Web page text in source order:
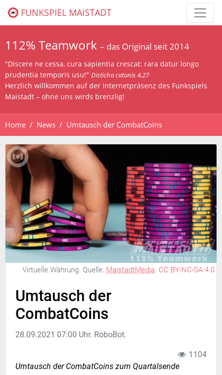
FUNKSPIEL MAISTADT
112% Teamwork – das Original seit 2014
"Discere ne cessa, cura sapientia crescat: rara datur longo
prudentia temporis usu!" Disticha catonis 4,27
Herzlich willkommen auf der Internetpräsenz des Funkspiels
Maistadt – ohne uns wirds brenzlig!
Home News Umtausch der CombatCoins
Virtuelle Währung. Quelle: MaistadtMedia. CC BY-NC-SA 4.0
Umtausch der
CombatCoins
28.09.2021 07:00 Uhr. RoboBot.
1104
Umtausch der CombatCoins zum Quartalsende